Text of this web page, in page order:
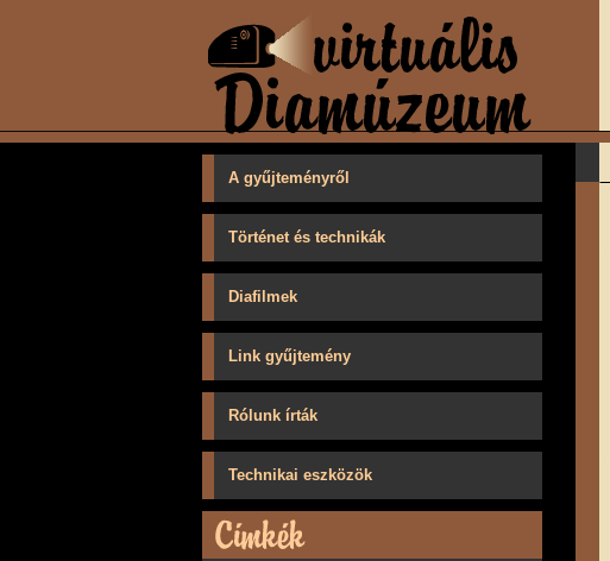
A gyűjteményről
Történet és technikák
Diafilmek
Link gyűjtemény
Rólunk írták
Technikai eszközök